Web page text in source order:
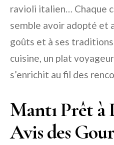
ravioli italien… Chaque
semble avoir adopté et
goûts et à ses
cuisine, un plat
s’enrichit au fil des
Mantı Prêt à
Avis des